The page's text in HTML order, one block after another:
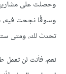
وحصلت على
وسوقًا نجحت فيه،
تحدث لك، ومتى
نعم، فأنت لن